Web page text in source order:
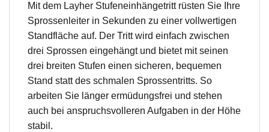
Mit dem Layher Stufeneinhängetritt rüsten Sie Ihre
Sprossenleiter in Sekunden zu einer vollwertigen
Standfläche auf. Der Tritt wird einfach zwischen
drei Sprossen eingehängt und bietet mit seinen
drei breiten Stufen einen sicheren, bequemen
Stand statt des schmalen Sprossentritts. So
arbeiten Sie länger ermüdungsfrei und stehen
auch bei anspruchsvolleren Aufgaben in der Höhe
stabil.